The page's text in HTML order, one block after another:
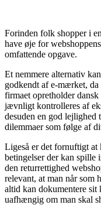
Forinden folk shopper i
have øje for
omfattende opgave.
Et nemmere alternativ
godkendt af e-mærket, da
firmaet opretholder
jævnligt kontrolleres af
desuden en god lejlighed
dilemmaer som følge af
Ligeså er det fornuftigt at
betingelser der kan spille
den returrettighed
relevant, at man når som
altid kan dokumentere
uafhængig om man skal